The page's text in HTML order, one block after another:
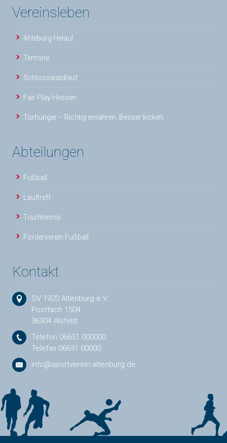
Vereinsleben
Ahleburg Helau!
Termine
Schlosswaldlauf
Fair Play Hessen
Torhunger – Richtig ernähren. Besser kicken.
Abteilungen
Fußball
Lauftreff
Tischtennis
Förderverein Fußball
Kontakt
SV 1920 Altenburg e.V.
Postfach 1504
36304 Alsfeld
Telefon 06631 000000
Telefax 06631 00000
info@sportverein-altenburg.de